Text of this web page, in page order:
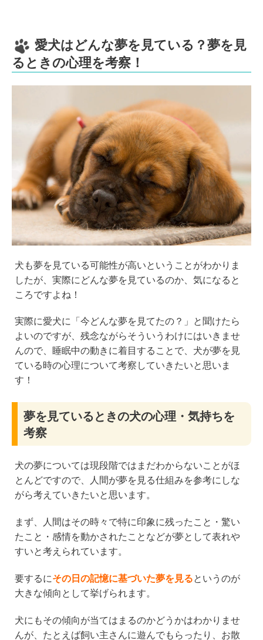
愛犬はどんな夢を見ている？夢を見
るときの心理を考察！
犬も夢を見ている可能性が高いということがわかりま
したが、実際にどんな夢を見ているのか、気になると
ころですよね！
実際に愛犬に「今どんな夢を見てたの？」と聞けたら
よいのですが、残念ながらそういうわけにはいきませ
んので、睡眠中の動きに着目することで、犬が夢を見
ている時の心理について考察していきたいと思いま
す！
夢を見ているときの犬の心理・気持ちを
考察
犬の夢については現段階ではまだわからないことがほ
とんどですので、人間が夢を見る仕組みを参考にしな
がら考えていきたいと思います。
まず、人間はその時々で特に印象に残ったこと・驚い
たこと・感情を動かされたことなどが夢として表れや
すいと考えられています。
要するにその日の記憶に基づいた夢を見るというのが
大きな傾向として挙げられます。
犬にもその傾向が当てはまるのかどうかはわかりませ
んが、たとえば飼い主さんに遊んでもらったり、お散